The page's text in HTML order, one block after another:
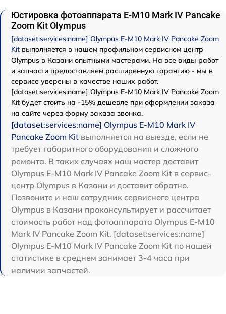
Юстировка фотоаппарата E-M10 Mark IV Pancake
Zoom Kit Olympus
[dataset:services:name] Olympus E-M10 Mark IV Pancake Zoom
Kit выполняется в нашем профильном сервисном центр
Olympus в Казани опытными мастерами. На все виды работ
и запчасти предоставляем расширенную гарантию - мы в
сервисе уверены в качестве наших работ.
[dataset:services:name] Olympus E-M10 Mark IV Pancake Zoom
Kit будет стоить на -15% дешевле при оформлении заказа
на сайте через форму заказа звонка.
[dataset:services:name] Olympus E-M10 Mark IV
Pancake Zoom Kit выполняется на выезде, если не
требует габаритного оборудования и сложного
ремонта. В таких случаях наш мастер доставит
Olympus E-M10 Mark IV Pancake Zoom Kit в сервис-
центр Olympus в Казани и доставит обратно.
Позвоните и наш сотрудник сервисного центра
Olympus в Казани проконсультирует и рассчитает
стоимость работ над фотоаппарата Olympus E-M10
Mark IV Pancake Zoom Kit. [dataset:services:name]
Olympus E-M10 Mark IV Pancake Zoom Kit по нашей
статистике в среднем занимает 3-4 часа при
наличии запчастей.